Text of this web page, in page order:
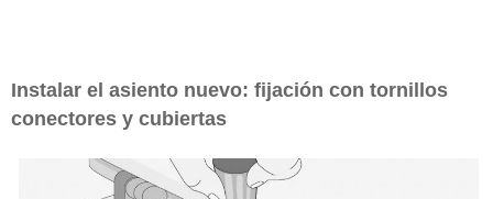
Instalar el asiento nuevo: fijación con tornillos
conectores y cubiertas